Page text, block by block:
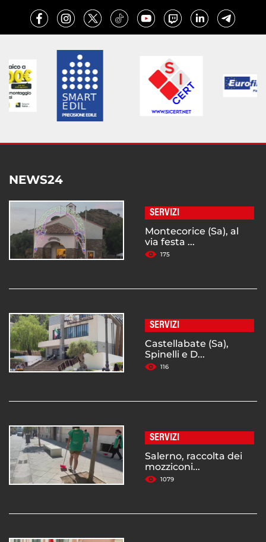
NEWS24
SERVIZI
Montecorice (Sa), al
via festa ...
175
SERVIZI
Castellabate (Sa),
Spinelli e D...
116
SERVIZI
Salerno, raccolta dei
mozziconi...
1079